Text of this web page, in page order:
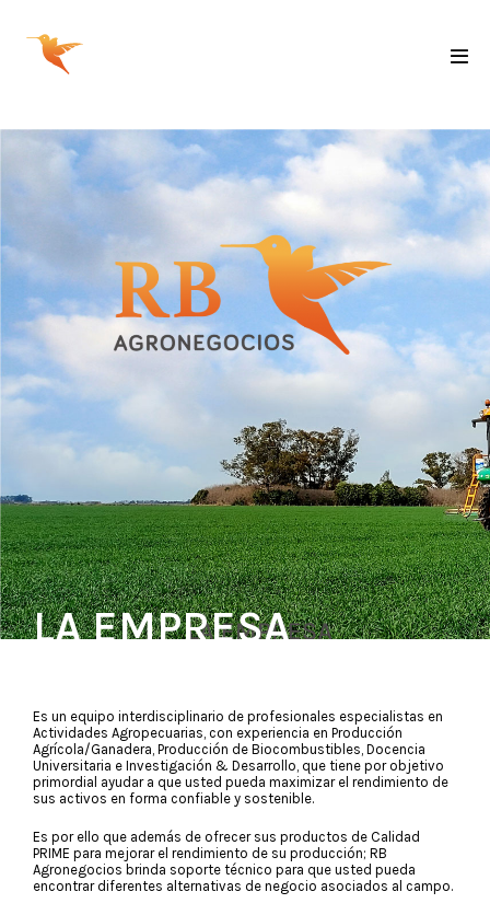
LA EMPRESA
Es un equipo interdisciplinario de profesionales especialistas en
Actividades Agropecuarias, con experiencia en Producción
Agrícola/Ganadera, Producción de Biocombustibles, Docencia
Universitaria e Investigación & Desarrollo, que tiene por objetivo
primordial ayudar a que usted pueda maximizar el rendimiento de
sus activos en forma confiable y sostenible.
Es por ello que además de ofrecer sus productos de Calidad
PRIME para mejorar el rendimiento de su producción; RB
Agronegocios brinda soporte técnico para que usted pueda
encontrar diferentes alternativas de negocio asociados al campo.